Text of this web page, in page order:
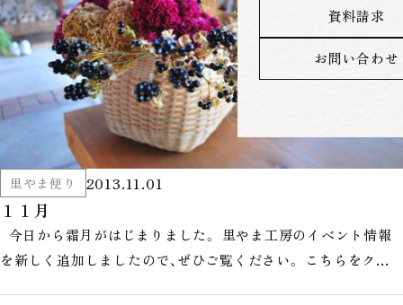
資料請求
お問い合わせ
里やま便り 2013.11.01
１１月
今日から霜月がはじまりました。 里やま工房のイベント情報
を新しく追加しましたので、ぜひご覧ください。 こちらをクリ